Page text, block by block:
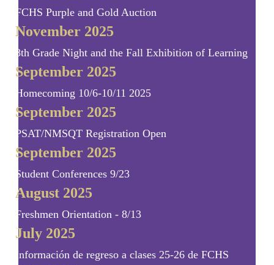
FCHS Purple and Gold Auction
November 2025
8th Grade Night and the Fall Exhibition of Learning
September 2025
Homecoming 10/6-10/11 2025
September 2025
PSAT/NMSQT Registration Open
September 2025
Student Conferences 9/23
August 2025
Freshmen Orientation - 8/13
July 2025
Información de regreso a clases 25-26 de FCHS